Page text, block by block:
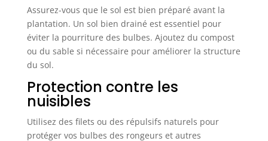
Assurez-vous que le sol est bien préparé avant la
plantation. Un sol bien drainé est essentiel pour
éviter la pourriture des bulbes. Ajoutez du compost
ou du sable si nécessaire pour améliorer la structure
du sol.
Protection contre les
nuisibles
Utilisez des filets ou des répulsifs naturels pour
protéger vos bulbes des rongeurs et autres